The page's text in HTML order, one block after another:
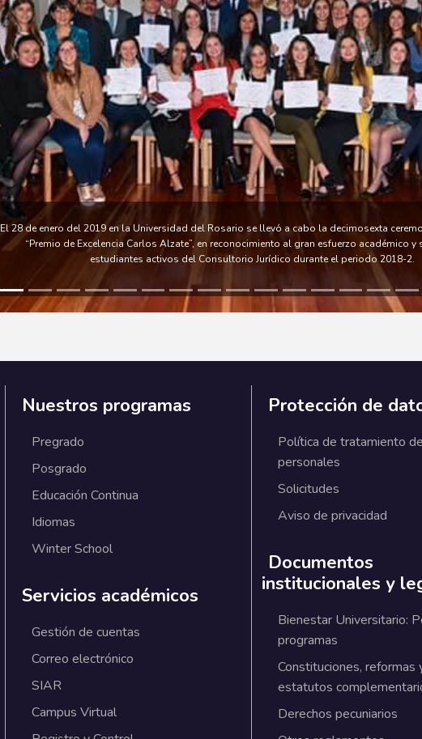
El 28 de enero del 2019 en la Universidad del Rosario se llevó a cabo la decimosexta
“Premio de Excelencia Carlos Alzate”, en reconocimiento al gran esfuerzo académico
estudiantes activos del Consultorio Jurídico durante el periodo 2018-2.
Nuestros programas
Pregrado
Posgrado
Educación Continua
Idiomas
Winter School
Servicios académicos
Gestión de cuentas
Correo electrónico
SIAR
Campus Virtual
Protección de
Política de tratamiento
personales
Solicitudes
Aviso de privacidad
Documentos
institucionales y
Bienestar Universitario:
programas
Constituciones, reformas
estatutos
Derechos pecuniarios